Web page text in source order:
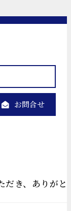
お問合せ
だき、ありがと